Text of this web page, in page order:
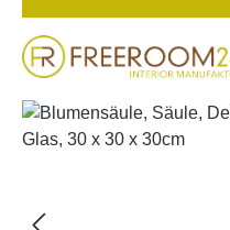
Bildergalerie überspringen